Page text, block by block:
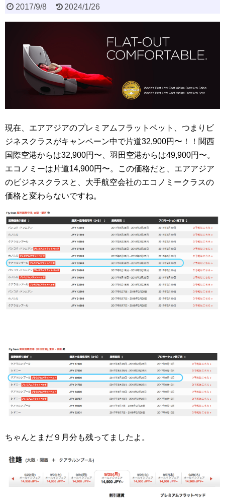
2017/9/8 2024/1/26
現在、エアアジアのプレミアムフラットベット、つまりビ
ジネスクラスがキャンペーン中で片道32,900円〜！！関西
国際空港からは32,900円〜、羽田空港からは49,900円〜。
エコノミーは片道14,900円〜。この価格だと、エアアジア
のビジネスクラスと、大手航空会社のエコノミークラスの
価格と変わらないですね。
ちゃんとまだ９月分も残ってましたよ。